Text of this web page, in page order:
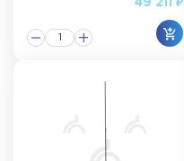
49 211 ₽